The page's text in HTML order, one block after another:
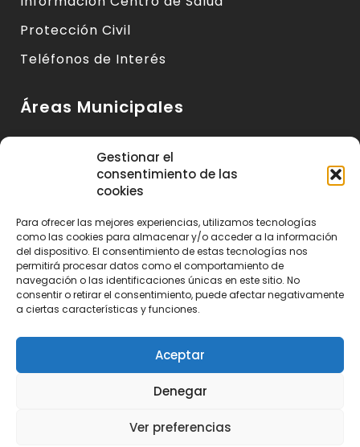
Gestionar el
consentimiento de las
cookies
Para ofrecer las mejores experiencias, utilizamos tecnologías
como las cookies para almacenar y/o acceder a la información
del dispositivo. El consentimiento de estas tecnologías nos
permitirá procesar datos como el comportamiento de
navegación o las identificaciones únicas en este sitio. No
consentir o retirar el consentimiento, puede afectar negativamente
a ciertas características y funciones.
Aceptar
Denegar
Ver preferencias
Protección Civil
Teléfonos de Interés
Áreas Municipales
Urbanismo y Vivienda
Medio Ambiente y Sanidad
Servicios Sociales
Seguridad Ciudadana
Actividad Económica y Consumo
Ayuntamiento de Huétor de Santillán 2023 | Realizado por
Publitea